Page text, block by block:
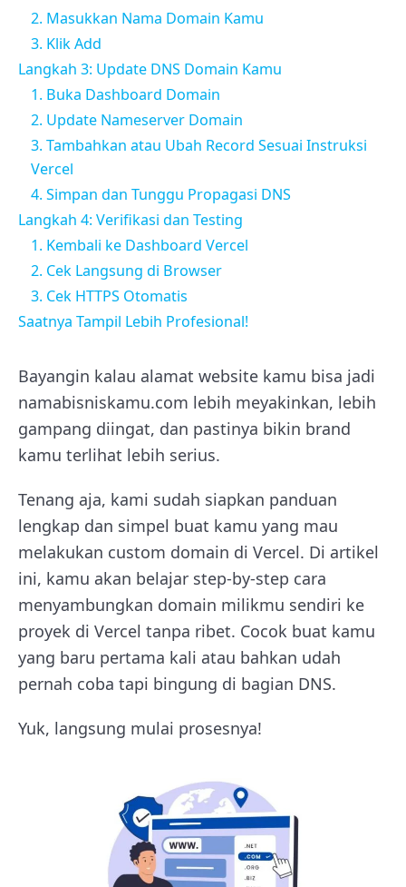
2. Masukkan Nama Domain Kamu
3. Klik Add
Langkah 3: Update DNS Domain Kamu
1. Buka Dashboard Domain
2. Update Nameserver Domain
3. Tambahkan atau Ubah Record Sesuai Instruksi
Vercel
4. Simpan dan Tunggu Propagasi DNS
Langkah 4: Verifikasi dan Testing
1. Kembali ke Dashboard Vercel
2. Cek Langsung di Browser
3. Cek HTTPS Otomatis
Saatnya Tampil Lebih Profesional!
Bayangin kalau alamat website kamu bisa jadi
namabisniskamu.com lebih meyakinkan, lebih
gampang diingat, dan pastinya bikin brand
kamu terlihat lebih serius.
Tenang aja, kami sudah siapkan panduan
lengkap dan simpel buat kamu yang mau
melakukan custom domain di Vercel. Di artikel
ini, kamu akan belajar step-by-step cara
menyambungkan domain milikmu sendiri ke
proyek di Vercel tanpa ribet. Cocok buat kamu
yang baru pertama kali atau bahkan udah
pernah coba tapi bingung di bagian DNS.
Yuk, langsung mulai prosesnya!